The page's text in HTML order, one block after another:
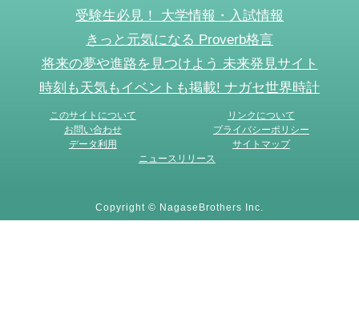
受験生必見！ 大学情報・入試情報
きっと元気になる Proverb格言
将来の夢や進路を見つけよう 未来発見サイト
時刻も天気もイベントも掲載! ナガセ世界時計
このサイトについて
リンクについて
お問い合わせ
プライバシーポリシー
データ利用
サイトマップ
ニュースリリース
Copyright © NagaseBrothers Inc.